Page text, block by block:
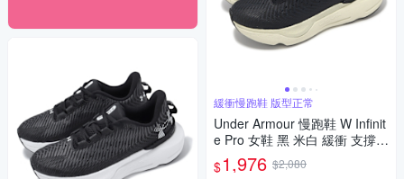
緩衝慢跑鞋 版型正常
Under Armour 慢跑鞋 W Infinit
e Pro 女鞋 黑 米白 緩衝 支撐
運動鞋 UA 3027200004
$1,976 $2,080